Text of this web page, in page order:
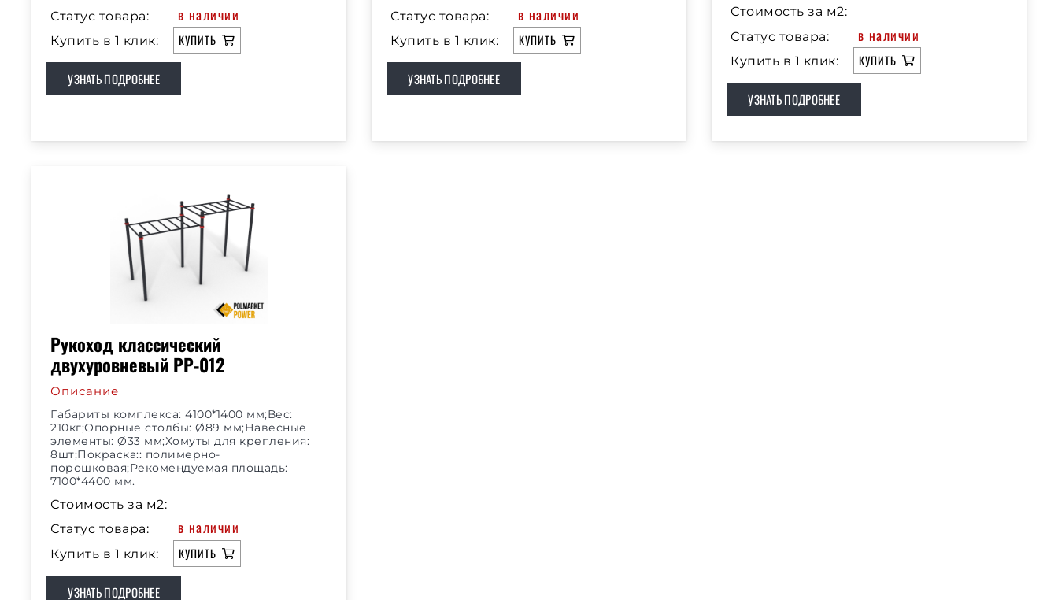
Статус товара:
в наличии
Купить в 1 клик: КУПИТЬ
УЗНАТЬ ПОДРОБНЕЕ
Статус товара:
в наличии
Купить в 1 клик: КУПИТЬ
УЗНАТЬ ПОДРОБНЕЕ
Стоимость за м2:
Статус товара:
в наличии
Купить в 1 клик: КУПИТЬ
УЗНАТЬ ПОДРОБНЕЕ
Рукоход классический
двухуровневый РР-012
Описание
Габариты комплекса: 4100*1400 мм;Вес:
210кг;Опорные столбы: Ø89 мм;Навесные
элементы: Ø33 мм;Хомуты для крепления:
8шт;Покраска:: полимерно-
порошковая;Рекомендуемая площадь:
7100*4400 мм.
Стоимость за м2:
Статус товара:
в наличии
Купить в 1 клик: КУПИТЬ
УЗНАТЬ ПОДРОБНЕЕ